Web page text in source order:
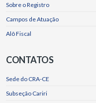
Sobre o Registro
Campos de Atuação
Alô Fiscal
CONTATOS
Sede do CRA-CE
Subseção Cariri